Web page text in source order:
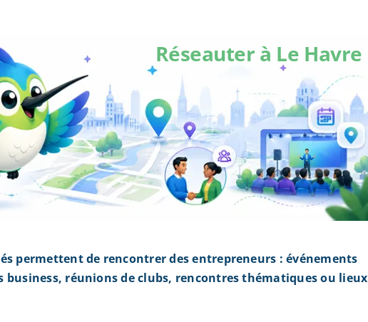
Réseauter à Le Havre
permettent de rencontrer des entrepreneurs : événements
réunions de clubs, rencontres thématiques ou lieux